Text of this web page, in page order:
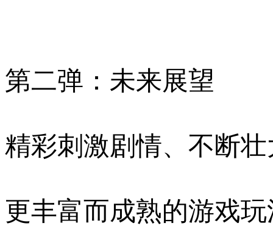
第二弹：未来展望
精彩刺激剧情、不断
更丰富而成熟的游戏